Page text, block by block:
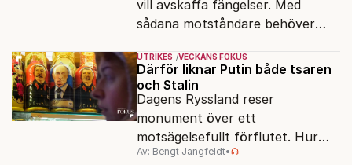
vill avskaffa fängelser. Med
sådana motståndare behöver
vänner.
UTRIKES VECKANS FOKUS
Därför liknar Putin både tsaren
och Stalin
Dagens Ryssland reser
monument över ett
motsägelsefullt förflutet. Hur
kunde två revolutioner förändra
Av: Bengt Jangfeldt•